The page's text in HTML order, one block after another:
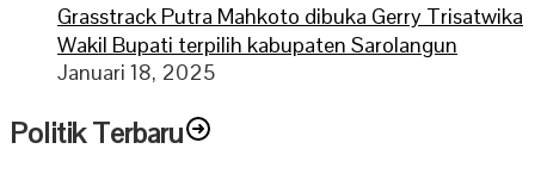
Grasstrack Putra Mahkoto dibuka Gerry Trisatwika
Wakil Bupati terpilih kabupaten Sarolangun
Januari 18, 2025
Politik Terbaru